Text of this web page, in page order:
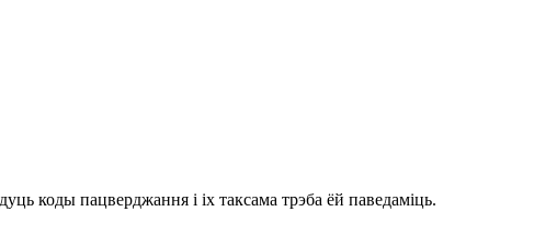
коды пацверджання і іх таксама трэба ёй паведаміць.